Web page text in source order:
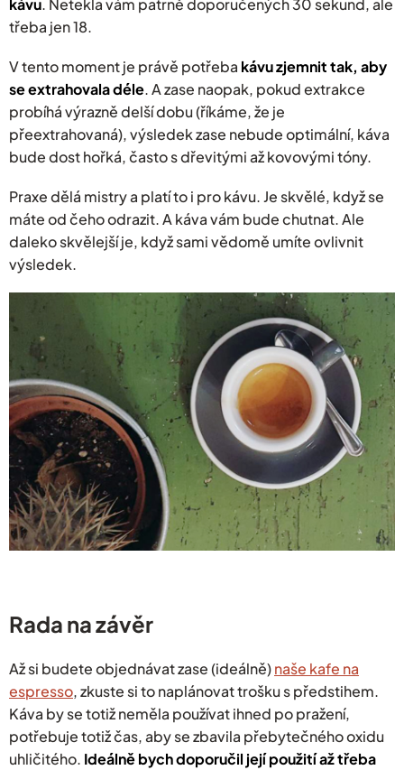
kávu. Netekla vám patrně doporučených 30 sekund, ale
třeba jen 18.
V tento moment je právě potřeba kávu zjemnit tak, aby
se extrahovala déle. A zase naopak, pokud extrakce
probíhá výrazně delší dobu (říkáme, že je
přeextrahovaná), výsledek zase nebude optimální, káva
bude dost hořká, často s dřevitými až kovovými tóny.
Praxe dělá mistry a platí to i pro kávu. Je skvělé, když se
máte od čeho odrazit. A káva vám bude chutnat. Ale
daleko skvělejší je, když sami vědomě umíte ovlivnit
výsledek.
Rada na závěr
Až si budete objednávat zase (ideálně)naše kafe na
espresso, zkuste si to naplánovat trošku s předstihem.
Káva by se totiž neměla používat ihned po pražení,
potřebuje totiž čas, aby se zbavila přebytečného oxidu
uhličitého. Ideálně bych doporučil její použití až třeba